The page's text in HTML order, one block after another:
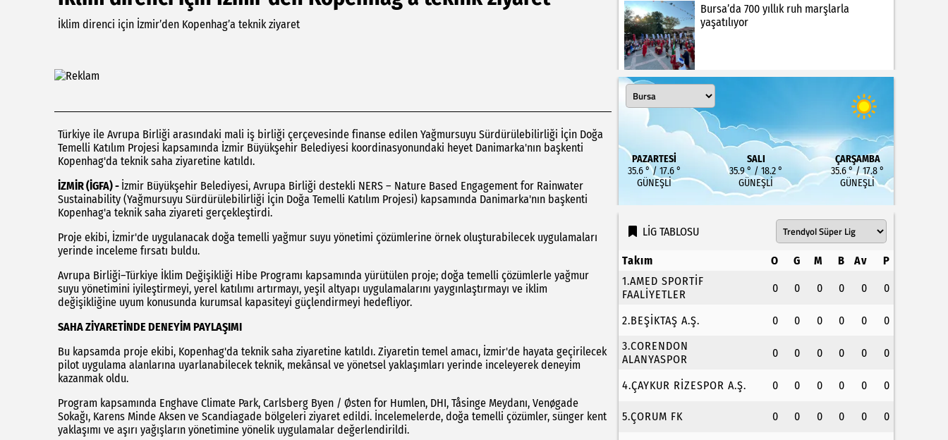
İklim direnci için İzmir’den Kopenhag’a teknik ziyaret
Türkiye ile Avrupa Birliği arasındaki mali iş birliği çerçevesinde finanse edilen Yağmursuyu Sürdürülebilirliği İçin Doğa
Temelli Katılım Projesi kapsamında İzmir Büyükşehir Belediyesi koordinasyonundaki heyet Danimarka'nın başkenti
Kopenhag'da teknik saha ziyaretine katıldı.
İZMİR (İGFA) - İzmir Büyükşehir Belediyesi, Avrupa Birliği destekli NERS – Nature Based Engagement for Rainwater
Sustainability (Yağmursuyu Sürdürülebilirliği İçin Doğa Temelli Katılım Projesi) kapsamında Danimarka'nın başkenti
Kopenhag'a teknik saha ziyareti gerçekleştirdi.
Proje ekibi, İzmir'de uygulanacak doğa temelli yağmur suyu yönetimi çözümlerine örnek oluşturabilecek uygulamaları
yerinde inceleme fırsatı buldu.
Avrupa Birliği–Türkiye İklim Değişikliği Hibe Programı kapsamında yürütülen proje; doğa temelli çözümlerle yağmur
suyu yönetimini iyileştirmeyi, yerel katılımı artırmayı, yeşil altyapı uygulamalarını yaygınlaştırmayı ve iklim
değişikliğine uyum konusunda kurumsal kapasiteyi güçlendirmeyi hedefliyor.
SAHA ZİYARETİNDE DENEYİM PAYLAŞIMI
Bu kapsamda proje ekibi, Kopenhag'da teknik saha ziyaretine katıldı. Ziyaretin temel amacı, İzmir'de hayata geçirilecek
pilot uygulama alanlarına uyarlanabilecek teknik, mekânsal ve yönetsel yaklaşımları yerinde inceleyerek deneyim
kazanmak oldu.
Program kapsamında Enghave Climate Park, Carlsberg Byen / Østen for Humlen, DHI, Tåsinge Meydanı, Venøgade
Sokağı, Karens Minde Aksen ve Scandiagade bölgeleri ziyaret edildi. İncelemelerde, doğa temelli çözümler, sünger kent
yaklaşımı ve aşırı yağışların yönetimine yönelik uygulamalar değerlendirildi.
Bursa’da 700 yıllık ruh marşlarla
yaşatılıyor
PAZARTESI
35.6 ° / 17.6 °
GÜNEŞLI
SALI
35.9 ° / 18.2 °
GÜNEŞLI
ÇARŞAMBA
35.6 ° / 17.8 °
GÜNEŞLI
LİG TABLOSU
Takım O G M B Av
P
1.AMED SPORTİF
FAALİYETLER
0 0 0 0 0 0
2.BEŞİKTAŞ A.Ş. 0 0 0 0 0
0
3.CORENDON
ALANYASPOR
0 0 0 0 0 0
4.ÇAYKUR RİZESPOR A.Ş. 0 0 0 0 0 0
5.ÇORUM FK 0 0 0 0 0 0